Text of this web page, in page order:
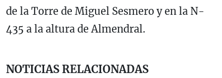
de la Torre de Miguel Sesmero y en la N-
435 a la altura de Almendral.
NOTICIAS RELACIONADAS